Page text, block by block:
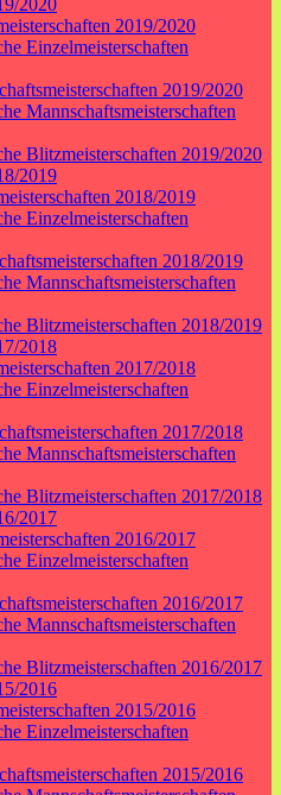
2020
2019/2020
Einzelmeisterschaften
2019/2020
Mannschaftsmeisterschaften
Blitzmeisterschaften 2019/2020
2019
2018/2019
Einzelmeisterschaften
2018/2019
Mannschaftsmeisterschaften
Blitzmeisterschaften 2018/2019
2018
2017/2018
Einzelmeisterschaften
2017/2018
Mannschaftsmeisterschaften
Blitzmeisterschaften 2017/2018
2017
2016/2017
Einzelmeisterschaften
2016/2017
Mannschaftsmeisterschaften
Blitzmeisterschaften 2016/2017
2016
2015/2016
Einzelmeisterschaften
2015/2016